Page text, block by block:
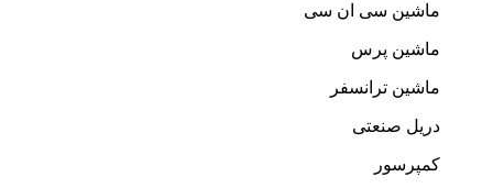
ماشین سی ان سی
ماشین پرس
ماشین ترانسفر
دریل صنعتی
کمپرسور